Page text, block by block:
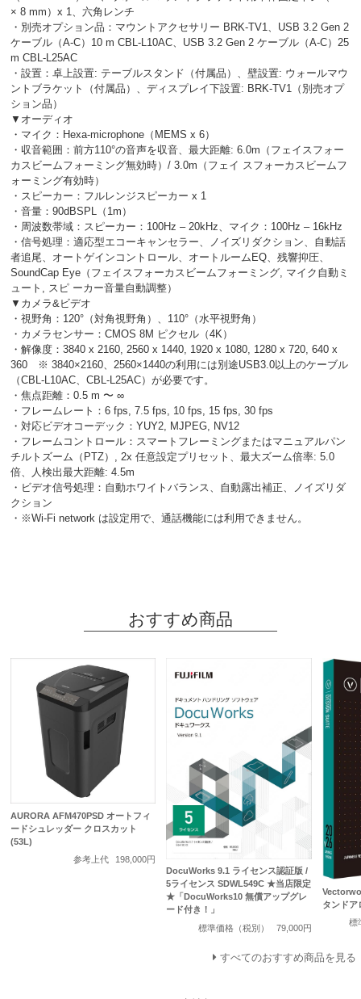
× 8 mm）x 1、六⾓レンチ
・別売オプション品：マウントアクセサリー BRK-TV1、USB 3.2 Gen 2
ケーブル（A-C）10 m CBL-L10AC、USB 3.2 Gen 2 ケーブル（A-C）25
m CBL-L25AC
・設置：卓上設置: テーブルスタンド（付属品）、壁設置: ウォールマウ
ントブラケット（付属品）、ディスプレイ下設置: BRK-TV1（別売オプ
ション品）
▼オーディオ
・マイク：Hexa-microphone（MEMS x 6）
・収音範囲：前⽅110°の⾳声を収⾳、最⼤距離: 6.0m（フェイスフォー
カスビームフォーミング無効時）/ 3.0m（フェイ スフォーカスビームフ
ォーミング有効時）
・スピーカー：フルレンジスピーカー x 1
・音量：90dBSPL（1m）
・周波数帯域：スピーカー：100Hz – 20kHz、マイク：100Hz – 16kHz
・信号処理：適応型エコーキャンセラー、ノイズリダクション、⾃動話
者追尾、オートゲインコントロール、オートルームEQ、残響抑圧、
SoundCap Eye（フェイスフォーカスビームフォーミング, マイク⾃動ミ
ュート, スピ ーカー⾳量⾃動調整）
▼カメラ&ビデオ
・視野角：120°（対角視野角）、110°（水平視野角）
・カメラセンサー：CMOS 8M ピクセル（4K）
・解像度：3840 x 2160, 2560 x 1440, 1920 x 1080, 1280 x 720, 640 x
360 ※ 3840×2160、2560×1440の利用には別途USB3.0以上のケーブル
（CBL-L10AC、CBL-L25AC）が必要です。
・焦点距離：0.5 m 〜 ∞
・フレームレート：6 fps, 7.5 fps, 10 fps, 15 fps, 30 fps
・対応ビデオコーデック：YUY2, MJPEG, NV12
・フレームコントロール：スマートフレーミングまたはマニュアルパン
チルトズーム（PTZ）, 2x 任意設定プリセット、最⼤ズーム倍率: 5.0
倍、⼈検出最⼤距離: 4.5m
・ビデオ信号処理：⾃動ホワイトバランス、⾃動露出補正、ノイズリダ
クション
・※Wi-Fi network は設定用で、通話機能には利用できません。
おすすめ商品
AURORA AFM470PSD オートフィ
ードシュレッダー クロスカット
(53L)
参考上代
198,000円
DocuWorks 9.1 ライセンス認証版 /
5ライセンス SDWL549C ★当店限定
★「DocuWorks10 無償アップグレ
ード付き！」
標準価格（税別）
79,000円
タンドア
標
すべてのおすすめ商品を見る